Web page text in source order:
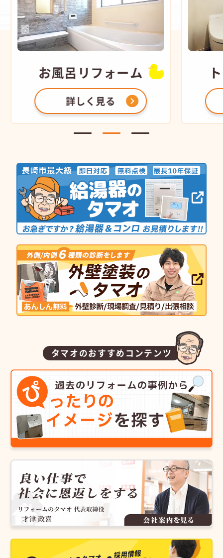
お風呂 リフォーム
詳しく見る
タマオのおすすめコンテンツ